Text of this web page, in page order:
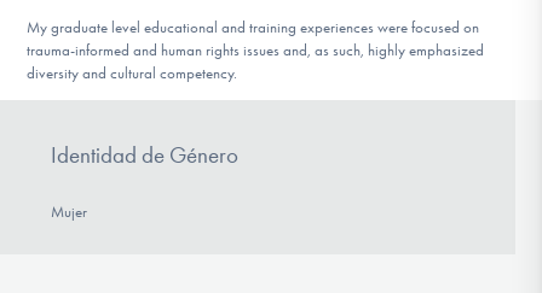
My graduate level educational and training experiences were focused on
trauma-informed and human rights issues and, as such, highly emphasized
diversity and cultural competency.
Identidad de Género
Mujer